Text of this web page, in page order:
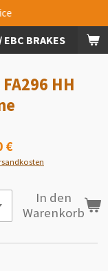
BRAKES
FA296 HH
€
In den
Warenkorb